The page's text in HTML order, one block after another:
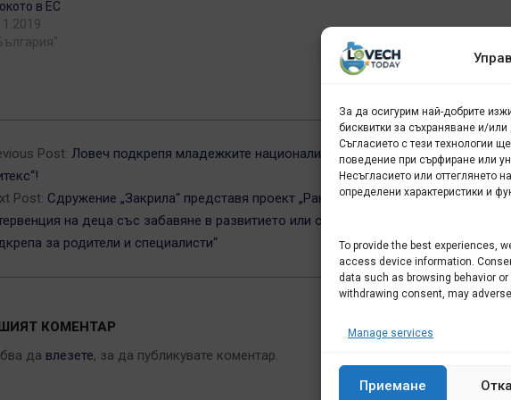
За да осигурим най-добрите
бисквитки за съхраняване и/
Съгласието с тези технологии
поведение при сърфиране или
Несъгласието или оттеглянето
определени характеристики и
To provide the best experiences,
access device information.
data such as browsing behavior
withdrawing consent, may
Manage services
Приемане
в ЕС
Post: Ловеч подкрепя младежките национали и своят отбор
Post: Сдружение „Закрила“ представя проект „Ранна
на деца със забавяне в развитието или с увреждания –
за родители и специалисти“
КОМЕНТАР
да влезете, за да публикувате коментар.